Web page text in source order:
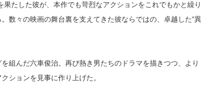
たした彼が、本作でも苛烈なアクションをこれでもかと繰り
数々の映画の舞台裏を支えてきた彼ならではの、卓越した“異
組んだ六車俊治。再び熱き男たちのドラマを描きつつ、より
ションを見事に作り上げた。